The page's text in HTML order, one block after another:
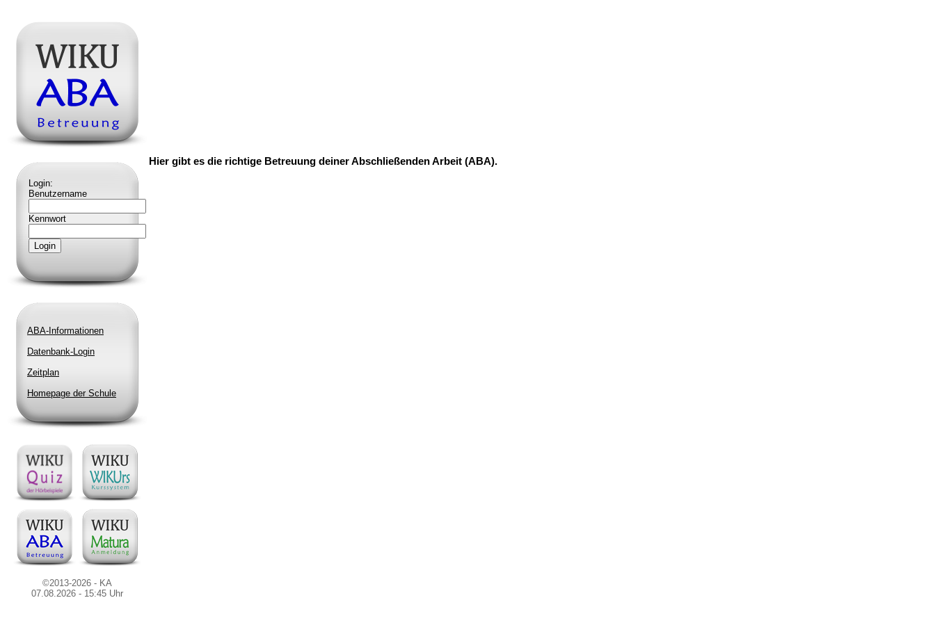
Login:
Benutzername
Kennwort
ABA-Informationen
Datenbank-Login
Zeitplan
Homepage der Schule
©2013-2026 - KA
07.08.2026 - 15:45 Uhr
Hier gibt es die richtige Betreuung deiner Abschließenden Arbeit (ABA).